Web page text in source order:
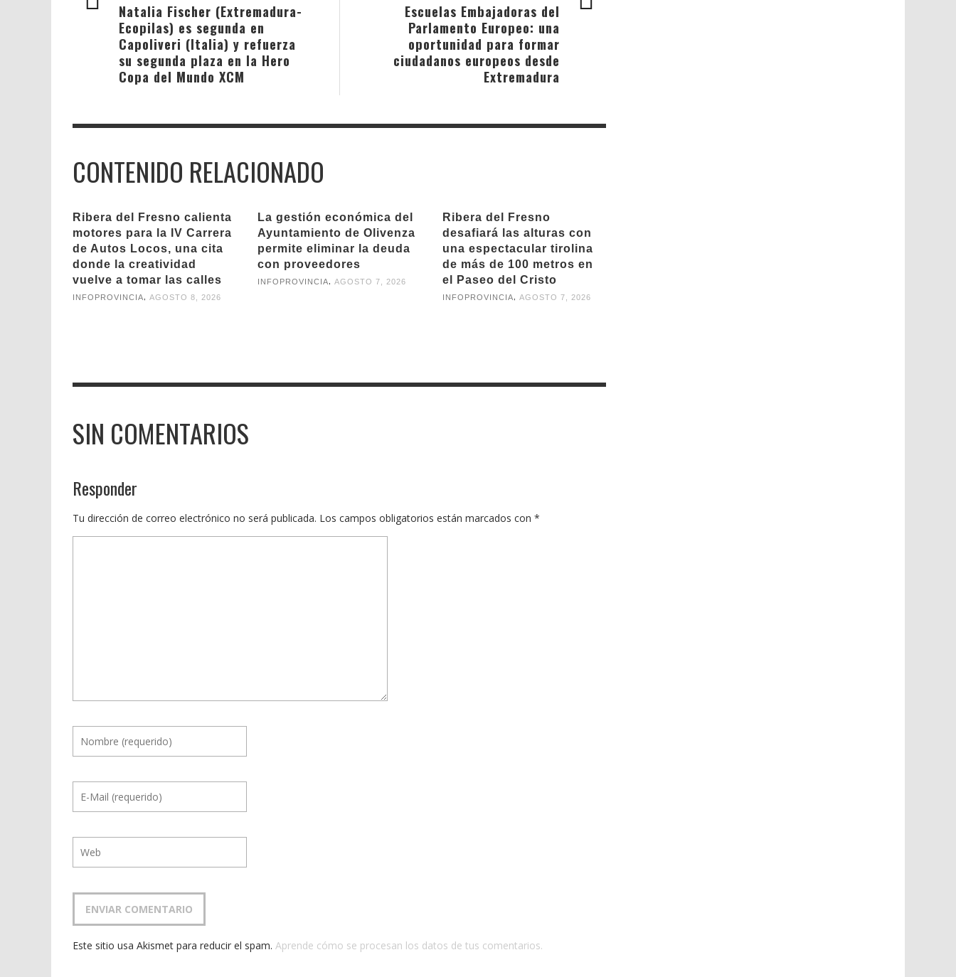
Escuelas Embajadoras del
Parlamento Europeo: una
oportunidad para formar
ciudadanos europeos desde
Extremadura
Natalia Fischer (Extremadura-
Ecopilas) es segunda en
Capoliveri (Italia) y refuerza
su segunda plaza en la Hero
Copa del Mundo XCM
CONTENIDO RELACIONADO
Ribera del Fresno calienta
motores para la IV Carrera
de Autos Locos, una cita
donde la creatividad
vuelve a tomar las calles
INFOPROVINCIA AGOSTO 8, 2026
La gestión económica del
Ayuntamiento de Olivenza
permite eliminar la deuda
con proveedores
INFOPROVINCIA AGOSTO 7, 2026
Ribera del Fresno
desafiará las alturas con
una espectacular tirolina
de más de 100 metros en
el Paseo del Cristo
INFOPROVINCIA AGOSTO 7, 2026
SIN COMENTARIOS
Responder
Tu dirección de correo electrónico no será publicada. Los campos obligatorios están marcados con *
Este sitio usa Akismet para reducir el spam. Aprende cómo se procesan los datos de tus comentarios.